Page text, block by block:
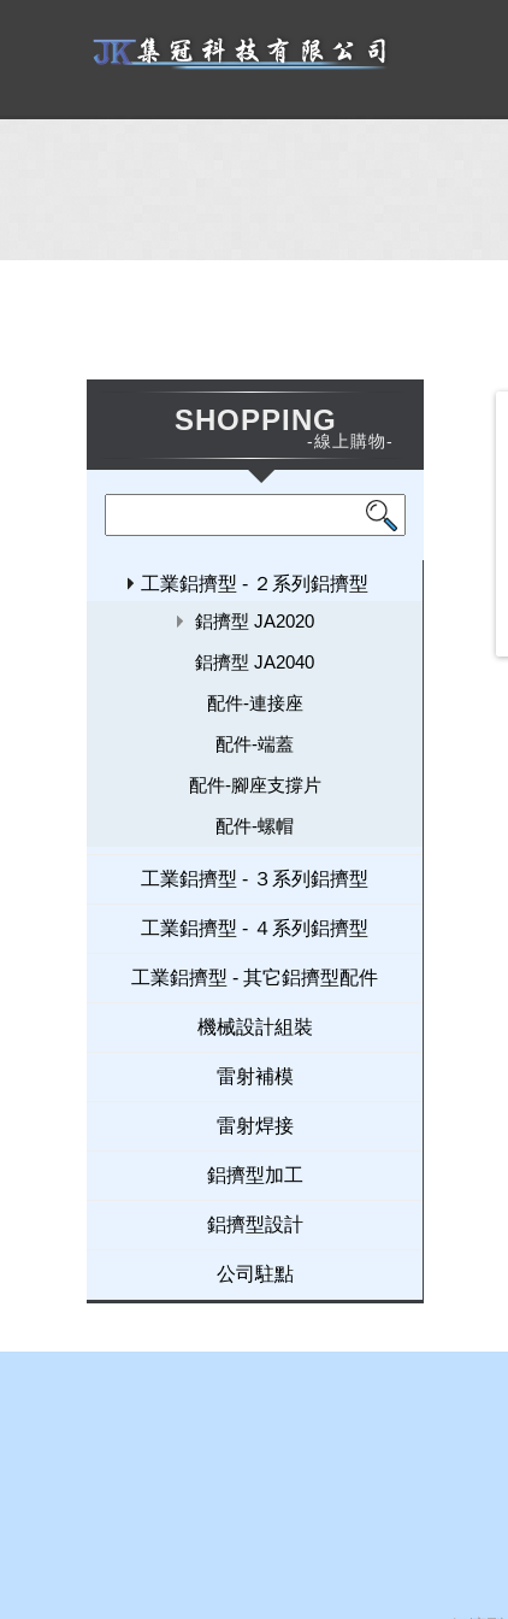
SHOPPING
-線上購物-
工業鋁擠型 - ２系列鋁擠型
鋁擠型 JA2020
鋁擠型 JA2040
配件-連接座
配件-端蓋
配件-腳座支撐片
配件-螺帽
工業鋁擠型 - ３系列鋁擠型
工業鋁擠型 - ４系列鋁擠型
工業鋁擠型 - 其它鋁擠型配件
機械設計組裝
雷射補模
雷射焊接
鋁擠型加工
鋁擠型設計
公司駐點